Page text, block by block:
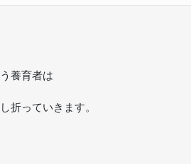
養育者は
折っていきます。